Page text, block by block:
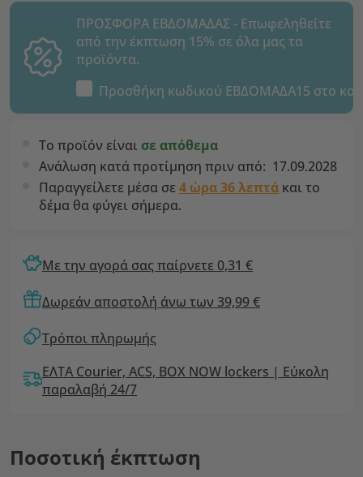
ΠΡΟΣΦΟΡΑ ΕΒΔΟΜΑΔΑΣ - Επωφεληθείτε
από την έκπτωση 15% σε όλα μας τα
προϊόντα.
Προσθήκη κωδικού ΕΒΔΟΜΑΔΑ15 στο
Το προϊόν είναι σε απόθεμα
Ανάλωση κατά προτίμηση πριν από: 17.09.2028
Παραγγείλετε μέσα σε4 ώρα 36 λεπτά και το
δέμα θα φύγει σήμερα.
Με την αγορά σας παίρνετε 0,31 €
Δωρεάν αποστολή άνω των 39,99 €
Τρόποι πληρωμής
ΕΛΤΑ Courier, ACS, BOX NOW lockers | Εύκολη
παραλαβή 24/7
Ποσοτική έκπτωση